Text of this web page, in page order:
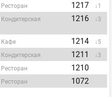
Ресторан 1217 ↓1
Кондитерская 1216 ↓3
Кафе 1214 ↓5
Кондитерская 1211 ↓3
Ресторан
1210
Ресторан 1072